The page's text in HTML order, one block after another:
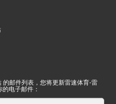
邮件列表，您将更新雷速体育-雷
电子邮件：